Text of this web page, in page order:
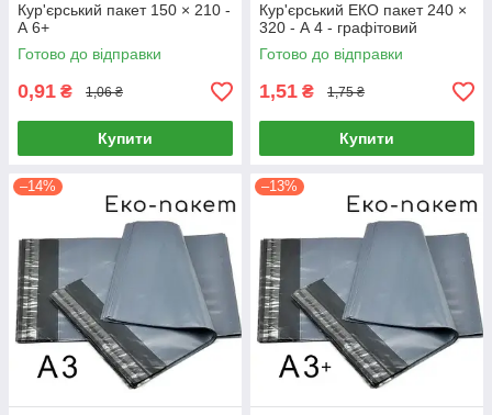
Кур'єрський пакет 150 × 210 -
А 6+
Готово до відправки
0,91 ₴ 1,06 ₴
Купити
Кур'єрський ЕКО пакет 240 ×
320 - А 4 - графітовий
Готово до відправки
1,51 ₴ 1,75 ₴
Купити
–14% –13%